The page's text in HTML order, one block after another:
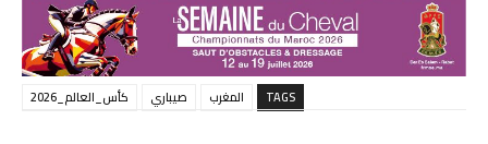
TAGS المغرب صيباري كأس_العالم_2026